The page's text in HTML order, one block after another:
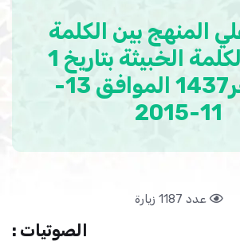
المنهج بين الكلمة
الطيبة الكلمة الخبيثة بتاريخ 1
من صفر1437 الموافق 13-
11-2015
عدد 1187 زيارة
الصوتيات :